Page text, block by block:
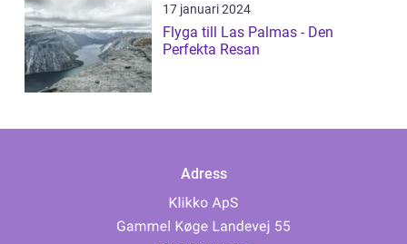
17 januari 2024
Flyga till Las Palmas - Den
Perfekta Resan
Adress